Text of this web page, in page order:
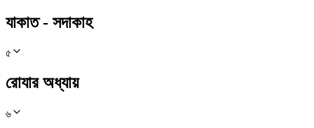
যাকাত - সদাকাহ
৫
রোযার অধ্যায়
৬